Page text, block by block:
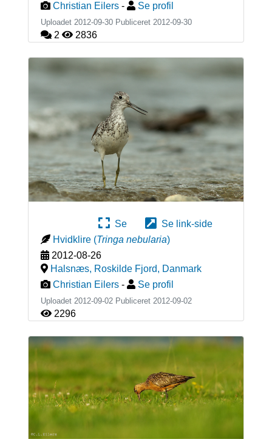
Christian Eilers - Se profil
Uploadet 2012-09-30 Publiceret 2012-09-30
2 2836
Se
Se link-side
Hvidklire (Tringa nebularia)
2012-08-26
Halsnæs, Roskilde Fjord, Danmark
Christian Eilers - Se profil
Uploadet 2012-09-02 Publiceret 2012-09-02
2296